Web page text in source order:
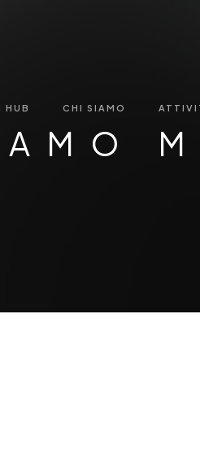
HUB CHI SIAMO
AMO